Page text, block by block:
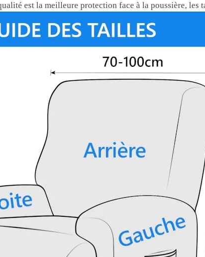
est la meilleure protection face à la poussière, les